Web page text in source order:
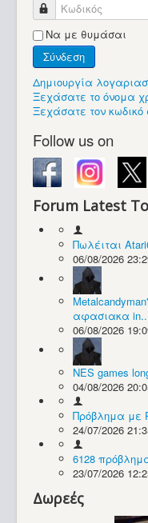
Συλλογές / Projects
Κωδικός
Να με θυμάσαι
Σύνδεση
Δημιουργία
Ξεχάσατε το όνομα
Ξεχάσατε τον κωδικό
Follow us on
Forum Latest
Πωλέιται
06/08/2026
αφασιακα
06/08/2026
NES games
04/08/2026
Πρόβλημα με
24/07/2026
6128
23/07/2026
Δωρεές